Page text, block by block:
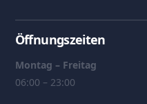
Öffnungszeiten
Montag – Freitag
06:00 – 23:00